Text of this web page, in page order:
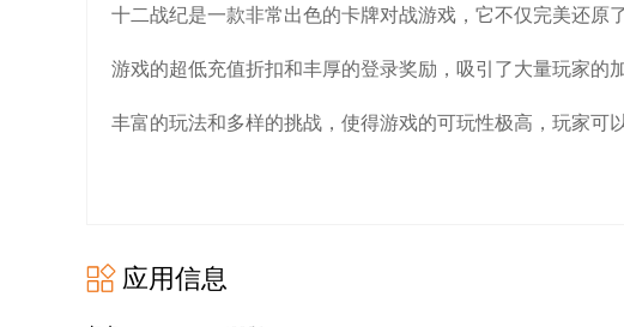
十二战纪是一款非常出色的卡牌对战游戏，它不仅完美还原
游戏的超低充值折扣和丰厚的登录奖励，吸引了大量玩家的加
丰富的玩法和多样的挑战，使得游戏的可玩性极高，玩家可
应用信息